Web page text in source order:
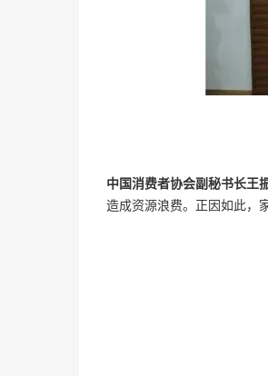
中国消费者协会副秘书长王
造成资源浪费。正因如此，